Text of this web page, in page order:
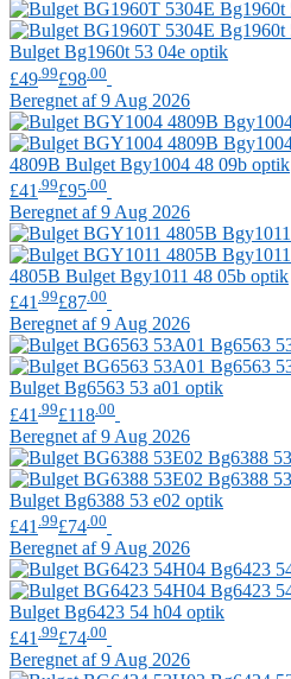
BulgetBg1960t 53 04e optik
£49 .99£98 .00
Beregnet af 9 Aug 2026
4809B Bulget Bgy1004 48 09b optik
£41 .99£95 .00
Beregnet af 9 Aug 2026
4805B Bulget Bgy1011 48 05b optik
£41.99£87.00
Beregnet af 9 Aug 2026
BulgetBg6563 53 a01 optik
£41 .99£118 .00
Beregnet af 9 Aug 2026
Bulget Bg6388 53 e02 optik
£41 .99£74 .00
Beregnet af 9 Aug 2026
Bulget Bg6423 54 h04 optik
£41.99£74.00
Beregnet af 9 Aug 2026